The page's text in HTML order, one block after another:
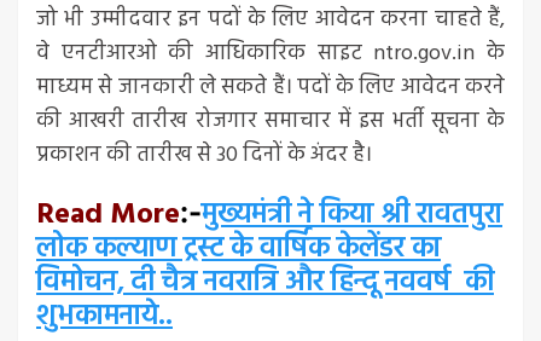
जो भी उम्मीदवार इन पदों के लिए आवेदन करना चाहते हैं,
वे एनटीआरओ की आधिकारिक साइट ntro.gov.in के
माध्यम से जानकारी ले सकते हैं। पदों के लिए आवेदन करने
की आखरी तारीख रोजगार समाचार में इस भर्ती सूचना के
प्रकाशन की तारीख से 30 दिनों के अंदर है।
Read More:-मुख्यमंत्री ने किया श्री रावतपुरा
लोक कल्याण ट्रस्ट के वार्षिक केलेंडर का
विमोचन, दी चैत्र नवरात्रि और हिन्दू नववर्ष की
शुभकामनाये..